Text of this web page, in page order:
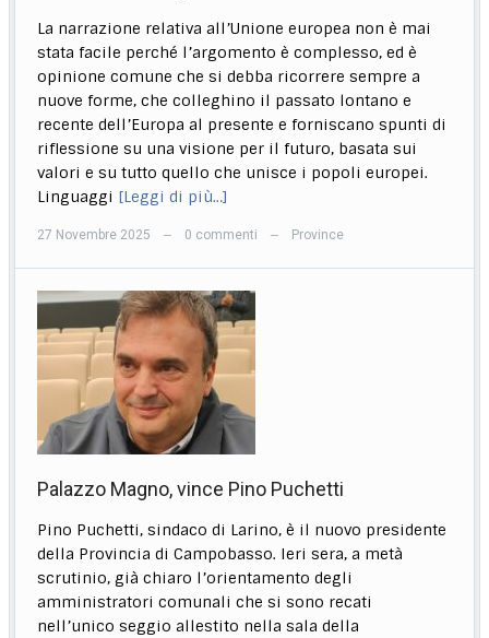
La narrazione relativa all’Unione europea non è mai
stata facile perché l’argomento è complesso, ed è
opinione comune che si debba ricorrere sempre a
nuove forme, che colleghino il passato lontano e
recente dell’Europa al presente e forniscano spunti di
riflessione su una visione per il futuro, basata sui
valori e su tutto quello che unisce i popoli europei.
Linguaggi [Leggi di più…]
27 Novembre 2025 — 0 commenti — Province
Palazzo Magno, vince Pino Puchetti
Pino Puchetti, sindaco di Larino, è il nuovo presidente
della Provincia di Campobasso. Ieri sera, a metà
scrutinio, già chiaro l’orientamento degli
amministratori comunali che si sono recati
nell’unico seggio allestito nella sala della